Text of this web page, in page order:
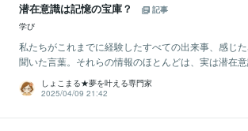
潜在意識は記憶の宝庫？
記事
学び
私たちがこれまでに経験したすべての出来事、感じた
聞いた言葉。それらの情報のほとんどは、実は潜在
しょこまる★夢を叶える専門家
2025/04/09 21:42